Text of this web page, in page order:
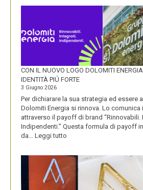
CON IL NUOVO LOGO DOLOMITI
IDENTITÀ PIÚ FORTE
3 Giugno 2026
Per dichiarare la sua strategia ed essere
Dolomiti Energia si rinnova. Lo comunica
attraverso il payoff di brand “Rinnovabili.
Indipendenti.” Questa formula di payoff
da… Leggi tutto
IL
NUOVO
LOGO
DOLOMITI